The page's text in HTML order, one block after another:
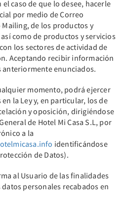
caso de que lo desee, hacerle
por medio de Correo
de los productos y
como de productos y servicios
los sectores de actividad de
Aceptando recibir información
enunciados.
momento, podrá ejercer
la Ley y, en particular, los de
y oposición, dirigiéndose
de Hotel Mi Casa S.L, por
a la
identificándose
de Datos).
al Usuario de las finalidades
personales recabados en